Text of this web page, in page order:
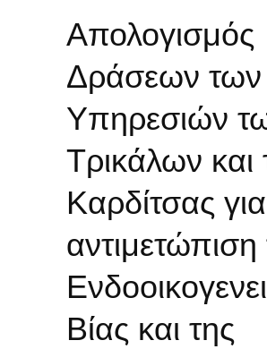
Απολογισμός
Δράσεων των
Υπηρεσιών
Τρικάλων και
Καρδίτσας
αντιμετώπιση
Βίας και της